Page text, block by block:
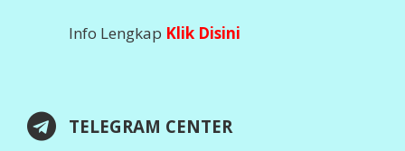
DOWNLOAD APLIKASI